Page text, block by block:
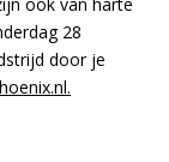
28
door je
.